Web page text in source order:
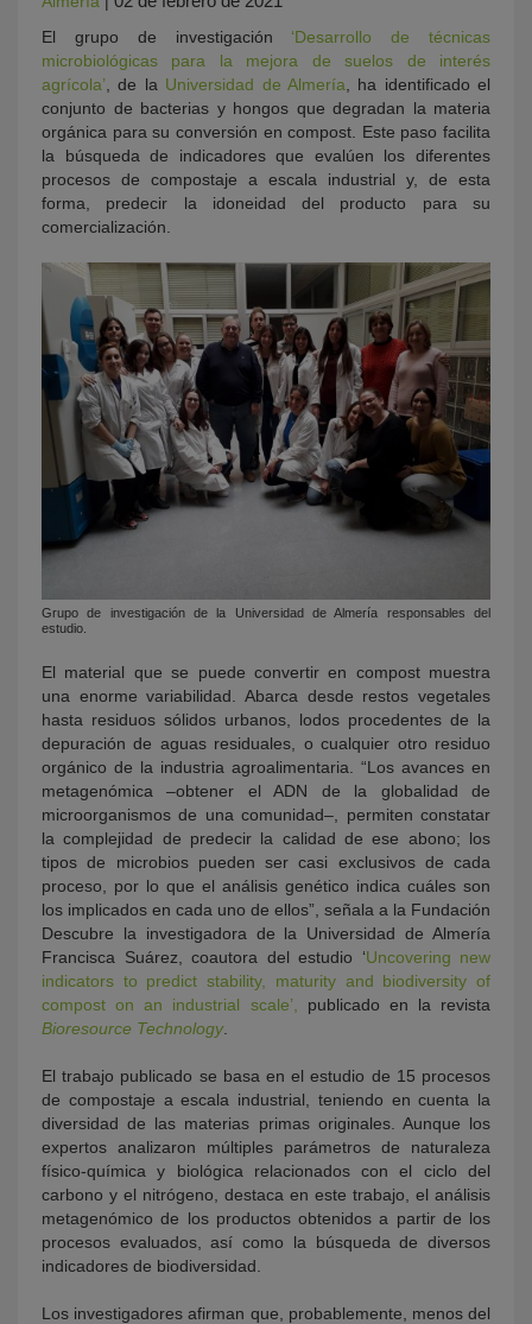
El grupo de investigación ‘Desarrollo de técnicas
microbiológicas para la mejora de suelos de interés
agrícola’ , de la Universidad de Almería , ha identificado el
conjunto de bacterias y hongos que degradan la materia
orgánica para su conversión en compost. Este paso facilita
la búsqueda de indicadores que evalúen los diferentes
procesos de compostaje a escala industrial y, de esta
forma, predecir la idoneidad del producto para su
comercialización.
Grupo de investigación de la Universidad de Almería responsables del
estudio.
El material que se puede convertir en compost muestra
una enorme variabilidad. Abarca desde restos vegetales
hasta residuos sólidos urbanos, lodos procedentes de la
depuración de aguas residuales, o cualquier otro residuo
orgánico de la industria agroalimentaria. “Los avances en
metagenómica –obtener el ADN de la globalidad de
microorganismos de una comunidad–, permiten constatar
la complejidad de predecir la calidad de ese abono; los
tipos de microbios pueden ser casi exclusivos de cada
proceso, por lo que el análisis genético indica cuáles son
los implicados en cada uno de ellos”, señala a la Fundación
Descubre la investigadora de la Universidad de Almería
Francisca Suárez, coautora del estudio ‘Uncovering new
indicators to predict stability, maturity and biodiversity of
compost on an industrial scale’,
publicado en la revista
Bioresource Technology.
El trabajo publicado se basa en el estudio de 15 procesos
de compostaje a escala industrial, teniendo en cuenta la
diversidad de las materias primas originales. Aunque los
expertos analizaron múltiples parámetros de naturaleza
físico-química y biológica relacionados con el ciclo del
carbono y el nitrógeno, destaca en este trabajo, el análisis
metagenómico de los productos obtenidos a partir de los
procesos evaluados, así como la búsqueda de diversos
indicadores de biodiversidad.
Los investigadores afirman que, probablemente, menos del